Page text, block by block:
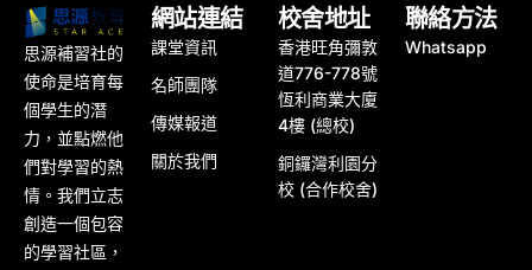
思源補習社的
使命是培育每
個學生的潛
力，並點燃他
們對學習的熱
情。我們立志
創造一個包容
的學習社區，
網站連結
課堂資訊
名師團隊
傳媒報道
關於我們
校舍地址
香港旺角彌敦
道776-778號
恆利商業大廈
4樓 (總校)
銅鑼灣利園分
校 (合作校舍)
聯絡方法
Whatsapp